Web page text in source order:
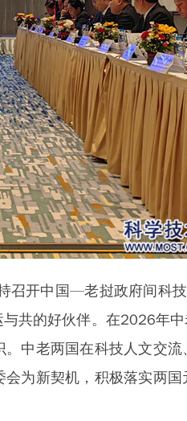
召开中国—老挝政府间科
共的好伙伴。在2026年中
中老两国在科技人文交
为新契机，积极落实两国